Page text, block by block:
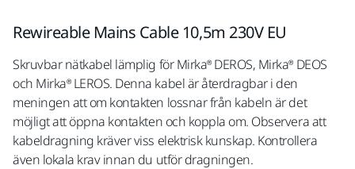
Rewireable Mains Cable 10,5m 230V EU
Skruvbar nätkabel lämplig för Mirka® DEROS, Mirka® DEOS
och Mirka® LEROS. Denna kabel är återdragbar i den
meningen att om kontakten lossnar från kabeln är det
möjligt att öppna kontakten och koppla om. Observera att
kabeldragning kräver viss elektrisk kunskap. Kontrollera
även lokala krav innan du utför dragningen.